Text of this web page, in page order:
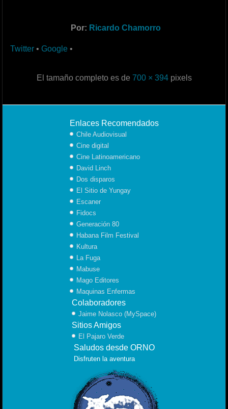
Por: Ricardo Chamorro
Twitter • Google •
El tamaño completo es de 700 × 394pixels
Enlaces Recomendados
Chile Audiovisual
Cine digital
Cine Latinoamericano
David Linch
Dos disparos
El Sitio de Yungay
Escaner
Fidocs
Generación 80
Habana Film Festival
Kultura
La Fuga
Mabuse
Mago Editores
Maquinas Enfermas
Colaboradores
Jaime Nolasco (MySpace)
Sitios Amigos
El Pajaro Verde
Saludos desde ORNO
Disfruten la aventura